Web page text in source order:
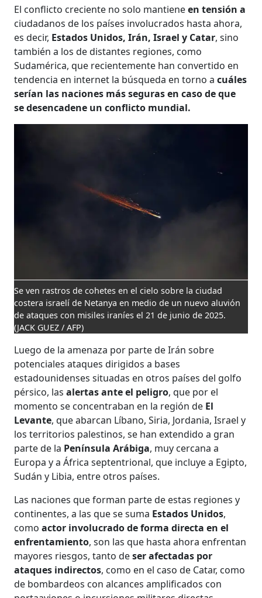
El conflicto creciente no solo mantieneen tensión a
ciudadanos de los países involucrados hasta ahora,
es decir, Estados Unidos, Irán, Israel y Catar, sino
también a los de distantes regiones, como
Sudamérica, que recientemente han convertido en
tendencia en internet la búsqueda en torno a cuáles
serían las naciones más seguras en caso de que
se desencadene un conflicto mundial.
Se ven rastros de cohetes en el cielo sobre la ciudad
costera israelí de Netanya en medio de un nuevo aluvión
de ataques con misiles iraníes el 21 de junio de 2025.
(JACK GUEZ / AFP)
Luego de la amenaza por parte de Irán sobre
potenciales ataques dirigidos a bases
estadounidenses situadas en otros países del golfo
pérsico, las alertas ante el peligro, que por el
momento se concentraban en la región de El
Levante, que abarcan Líbano, Siria, Jordania, Israel y
los territorios palestinos, se han extendido a gran
parte de la Península Arábiga, muy cercana a
Europa y a África septentrional, que incluye a Egipto,
Sudán y Libia, entre otros países.
Las naciones que forman parte de estas regiones y
continentes, a las que se suma Estados Unidos,
comoactor involucrado de forma directa en el
enfrentamiento, son las que hasta ahora enfrentan
mayores riesgos, tanto deser afectadas por
ataques indirectos, como en el caso de Catar, como
de bombardeos con alcances amplificados con